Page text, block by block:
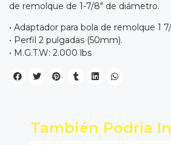
de remolque de 1-7/8" de diámetro.
• Adaptador para bola de remolque 1
• Perfil 2 pulgadas (50mm).
• M.G.T.W: 2.000 lbs
También Podría